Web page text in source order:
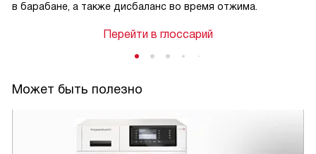
в барабане, а также дисбаланс во время отжима.
Перейти в глоссарий
Может быть полезно